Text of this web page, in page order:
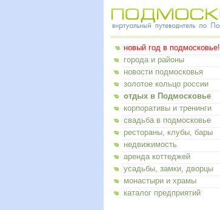
новый год в подмосковье!
города и районы
новости подмосковья
золотое кольцо россии
отдых в Подмосковье
корпоративы и тренинги
свадьба в подмосковье
рестораны, клубы, бары
недвижимость
аренда коттеджей
усадьбы, замки, дворцы
монастыри и храмы
каталог предприятий